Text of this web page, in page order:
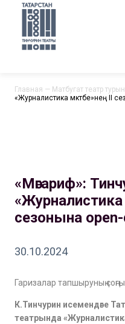
Главная — Матбугат театр
«Журналистика мәктәбе»нең II
«Мәгариф»:
«Журналистика
сезонына open-
30.10.2024
Гаризалар тапшыруның
К.Тинчурин исемендәге
театрында «Журналистика